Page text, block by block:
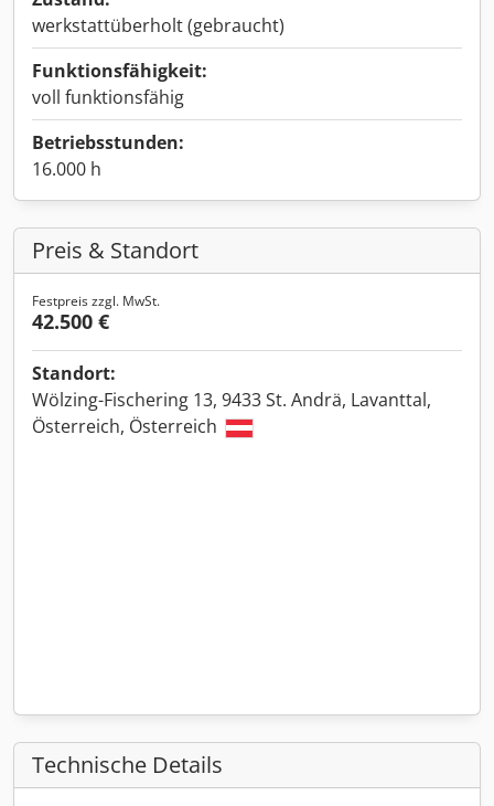
werkstattüberholt (gebraucht)
Funktionsfähigkeit:
voll funktionsfähig
Betriebsstunden:
16.000 h
Preis & Standort
Festpreis zzgl. MwSt.
42.500 €
Standort:
Wölzing-Fischering 13, 9433 St. Andrä, Lavanttal,
Österreich, Österreich
Technische Details